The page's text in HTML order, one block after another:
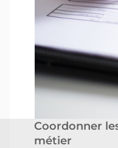
Coordonner
métier